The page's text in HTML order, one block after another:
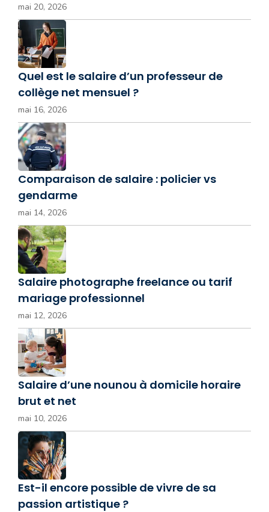
mai 20, 2026
Quel est le salaire d’un professeur de
collège net mensuel ?
mai 16, 2026
Comparaison de salaire : policier vs
gendarme
mai 14, 2026
Salaire photographe freelance ou tarif
mariage professionnel
mai 12, 2026
Salaire d’une nounou à domicile horaire
brut et net
mai 10, 2026
Est-il encore possible de vivre de sa
passion artistique ?